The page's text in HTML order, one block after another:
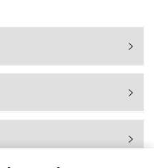


